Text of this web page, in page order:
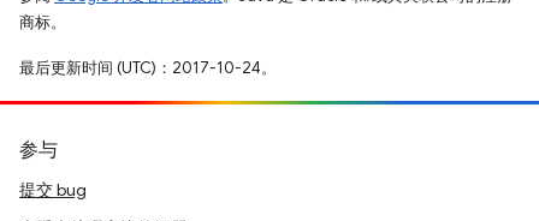
商标。
最后更新时间 (UTC)：2017-10-24。
参与
提交 bug